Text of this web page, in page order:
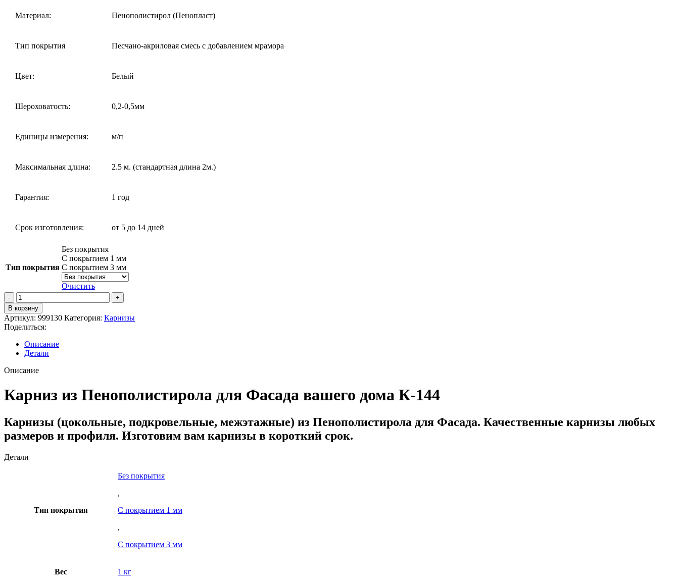
Материал: Пенополистирол (Пенопласт)
Тип покрытия Песчано-акриловая смесь с добавлением мрамора
Цвет: Белый
Шероховатость: 0,2-0,5мм
Единицы измерения: м/п
Максимальная длина: 2.5 м. (стандартная длина 2м.)
Гарантия: 1 год
Срок изготовления: от 5 до 14 дней
Тип покрытия
Без покрытия
С покрытием 1 мм
С покрытием 3 мм
Очистить
В корзину
Артикул: 999130 Категория: Карнизы
Поделиться:
Описание
Детали
Описание
Карниз из Пенополистирола для Фасада вашего дома К-144
Карнизы (цокольные, подкровельные, межэтажные) из Пенополистирола для Фасада. Качественные карнизы любых
размеров и профиля. Изготовим вам карнизы в короткий срок.
Детали
Тип покрытия
Без покрытия
,
С покрытием 1 мм
,
С покрытием 3 мм
Вес 1 кг